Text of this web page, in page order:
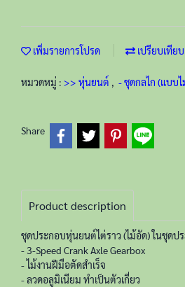
เพิ่มรายการโปรด เปรียบเทียบ
หมวดหมู่ : >> หุ่นยนต์ , - ชุดกลไก (แบบ
Share
Product description
ชุดประกอบหุ่นยนต์ไต่ราว (ไม้อัด) ในชุดป
- 3-Speed Crank Axle Gearbox
- ไม้งานฝีมือตัดสำเร็จ
- ลวดอลูมิเนียม ทำเป็นตัวเกี่ยว